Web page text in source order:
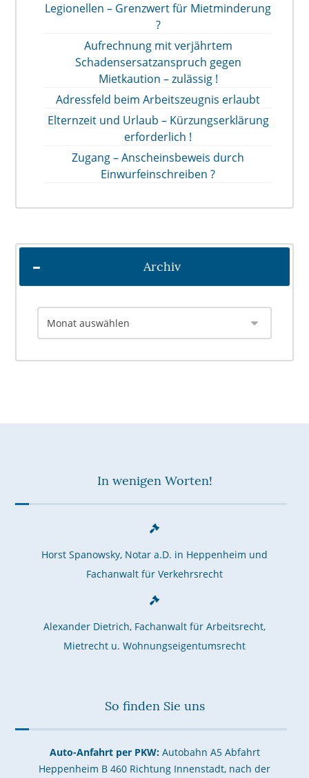
Legionellen – Grenzwert für Mietminderung
?
Aufrechnung mit verjährtem
Schadensersatzanspruch gegen
Mietkaution – zulässig !
Adressfeld beim Arbeitszeugnis erlaubt
Elternzeit und Urlaub – Kürzungserklärung
erforderlich !
Zugang – Anscheinsbeweis durch
Einwurfeinschreiben ?
Archiv
In wenigen Worten!
Horst Spanowsky, Notar a.D. in Heppenheim und
Fachanwalt für Verkehrsrecht
Alexander Dietrich, Fachanwalt für Arbeitsrecht,
Mietrecht u. Wohnungseigentumsrecht
So finden Sie uns
Auto-Anfahrt per PKW:Autobahn A5 Abfahrt
Heppenheim B 460 Richtung Innenstadt, nach der